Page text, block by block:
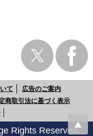
て
広告のご案内
商取引法に基づく表示
Rights Reserved